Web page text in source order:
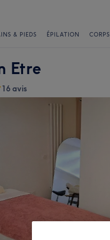
& PIEDS ÉPILATION CORPS
Etre
16 avis